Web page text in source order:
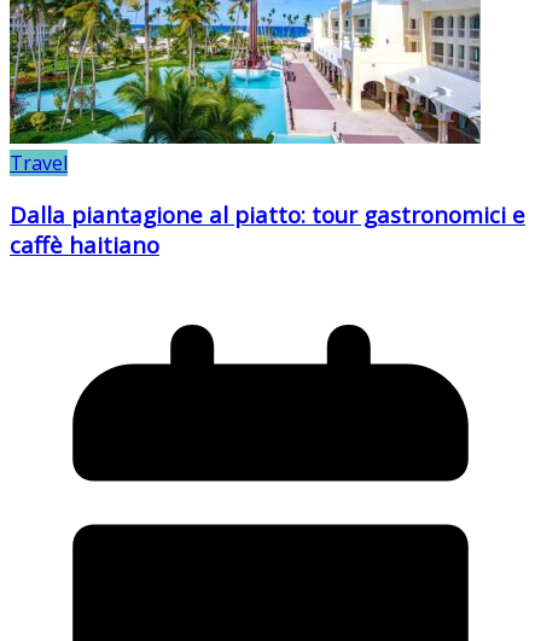
Travel
Dalla piantagione al piatto: tour gastronomici e
caffè haitiano